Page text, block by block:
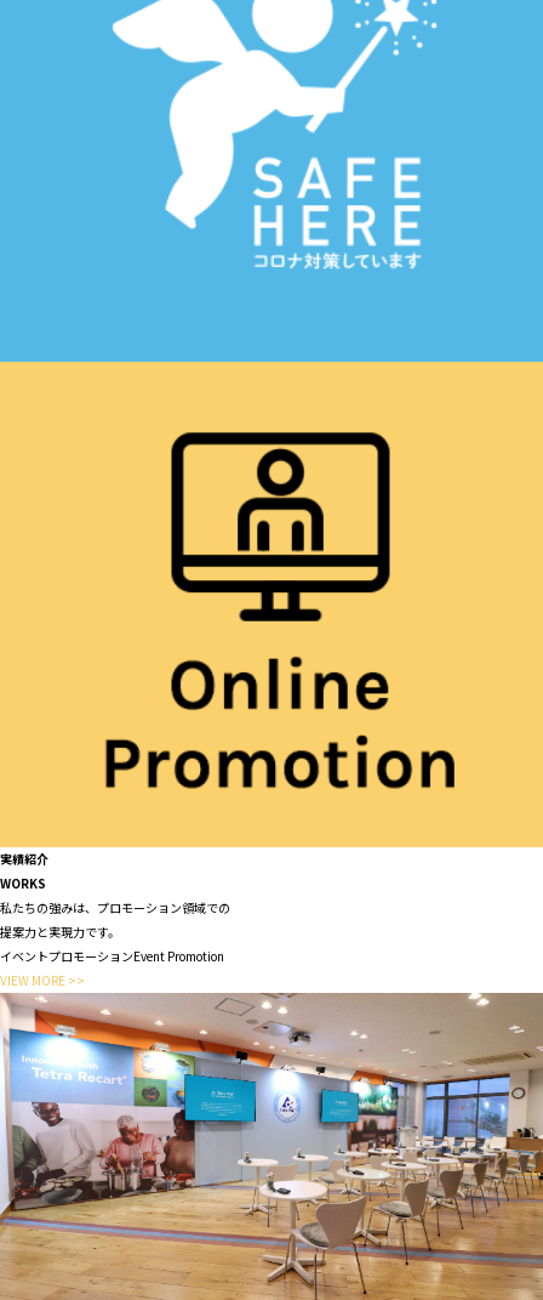
実績紹介
WORKS
私たちの強みは、プロモーション領域での
提案力と実現力です。
イベントプロモーションEvent Promotion
VIEW MORE >>